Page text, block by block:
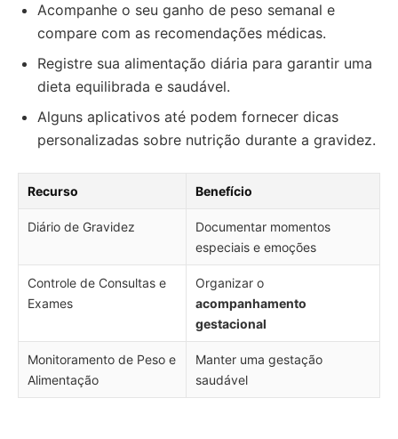
Acompanhe o seu ganho de peso semanal e
compare com as recomendações médicas.
Registre sua alimentação diária para garantir uma
dieta equilibrada e saudável.
Alguns aplicativos até podem fornecer dicas
personalizadas sobre nutrição durante a gravidez.
Recurso Benefício
Diário de Gravidez
Documentar momentos
especiais e emoções
Controle de Consultas e
Exames
Organizar o
acompanhamento
gestacional
Monitoramento de Peso e
Alimentação
Manter uma gestação
saudável